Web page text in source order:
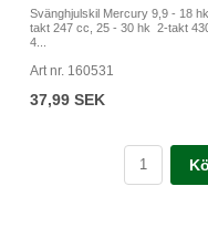
Svänghjulskil Mercury 9,9 - 18
takt 247 cc, 25 - 30 hk 2-takt
4...
Art nr. 160531
37,99 SEK